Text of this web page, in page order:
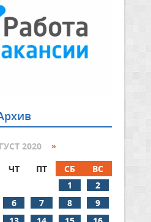
2020 »
ЧТ ПТ СБ
ВС
1
2
6 7 8
9